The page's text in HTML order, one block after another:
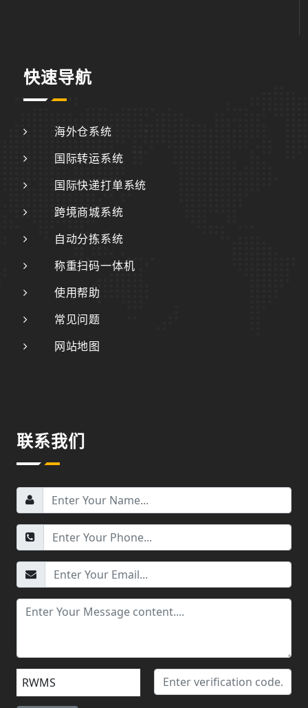
快速导航
海外仓系统
国际转运系统
国际快递打单系统
跨境商城系统
自动分拣系统
称重扫码一体机
使用帮助
常见问题
网站地图
联系我们
RWMS